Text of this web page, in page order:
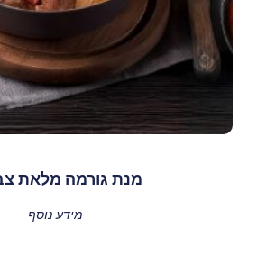
מנת גורמה מלאת
מידע נוסף